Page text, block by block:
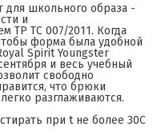
для школьного образа -
и
ТР ТС 007/2011. Когда
форма была удобной
Spirit Youngster
и весь учебный
свободно
что брюки
разглаживаются.
при t не более 30С